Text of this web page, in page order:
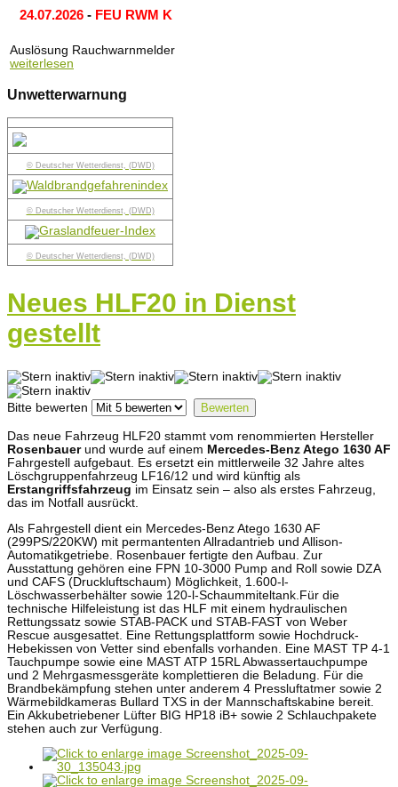
24.07.2026 - FEU RWM K
Auslösung Rauchwarnmelder
weiterlesen
Unwetterwarnung
© Deutscher Wetterdienst, (DWD)
© Deutscher Wetterdienst, (DWD)
© Deutscher Wetterdienst, (DWD)
Neues HLF20 in Dienst
gestellt
Bitte bewerten
Das neue Fahrzeug HLF20 stammt vom renommierten Hersteller
Rosenbauerund wurde auf einem Mercedes-Benz Atego 1630 AF
Fahrgestell aufgebaut. Es ersetzt ein mittlerweile 32 Jahre altes
Löschgruppenfahrzeug LF16/12 und wird künftig als
Erstangriffsfahrzeug im Einsatz sein – also als erstes Fahrzeug,
das im Notfall ausrückt.
Als Fahrgestell dient ein Mercedes-Benz Atego 1630 AF
(299PS/220KW) mit permantenten Allradantrieb und Allison-
Automatikgetriebe. Rosenbauer fertigte den Aufbau. Zur
Ausstattung gehören eine FPN 10-3000 Pump and Roll sowie DZA
und CAFS (Druckluftschaum) Möglichkeit, 1.600-l-
Löschwasserbehälter sowie 120-l-Schaummiteltank.Für die
technische Hilfeleistung ist das HLF mit einem hydraulischen
Rettungssatz sowie STAB-PACK und STAB-FAST von Weber
Rescue ausgesattet. Eine Rettungsplattform sowie Hochdruck-
Hebekissen von Vetter sind ebenfalls vorhanden. Eine MAST TP 4-1
Tauchpumpe sowie eine MAST ATP 15RL Abwassertauchpumpe
und 2 Mehrgasmessgeräte komplettieren die Beladung. Für die
Brandbekämpfung stehen unter anderem 4 Pressluftatmer sowie 2
Wärmebildkameras Bullard TXS in der Mannschaftskabine bereit.
Ein Akkubetriebener Lüfter BIG HP18 iB+ sowie 2 Schlauchpakete
stehen auch zur Verfügung.